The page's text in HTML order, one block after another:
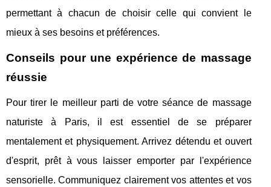
permettant à chacun de choisir celle qui convient le
mieux à ses besoins et préférences.
Conseils pour une expérience de massage
réussie
Pour tirer le meilleur parti de votre séance de massage
naturiste à Paris, il est essentiel de se préparer
mentalement et physiquement. Arrivez détendu et ouvert
d'esprit, prêt à vous laisser emporter par l'expérience
sensorielle. Communiquez clairement vos attentes et vos